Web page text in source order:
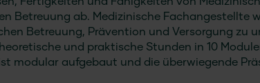
Betreuung ab. Medizinische Fachangestellte
Betreuung, Prävention und Versorgung zu
und praktische Stunden in 10
modular aufgebaut und die überwiegende